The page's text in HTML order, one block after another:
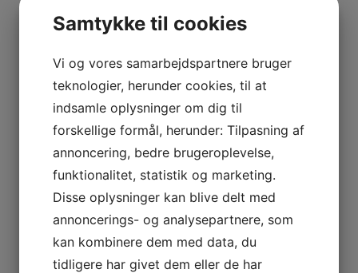
Hvis du som virksomhed ikke har en online
tilstedeværelse, kan det betyde at du bliver
næsten usynlig for kunder. Folk ved ofte hvad der
ligger af fysiske butikker i lokal området, men
leder de efter noget specifikt, så går de ofte online
og søger efter den vare, service eller information
det måtte dreje sig om. Netop derfor er det vigtigt
at din virksomhed er synlig online. Ja, allerhelst så
synlig at det netop er din virksomhed der dukker
op på Google, når folk søger.
Det er bl.a. det et
webbureau
kan hjælpe med. At
rykke dig højere op i Googles søge placering. Det
Samtykke til cookies
Vi og vores samarbejdspartnere bruger
teknologier, herunder cookies, til at
indsamle oplysninger om dig til
forskellige formål, herunder: Tilpasning af
annoncering, bedre brugeroplevelse,
funktionalitet, statistik og marketing.
Disse oplysninger kan blive delt med
annoncerings- og analysepartnere, som
kan kombinere dem med data, du
tidligere har givet dem eller de har